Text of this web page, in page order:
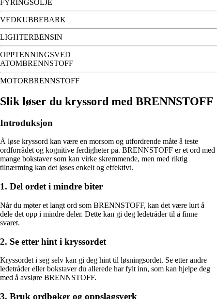
FYRINGSOLJE
VEDKUBBEBARK
LIGHTERBENSIN
OPPTENNINGSVED
ATOMBRENNSTOFF
MOTORBRENNSTOFF
Slik løser du kryssord med BRENNSTOFF
Introduksjon
Å løse kryssord kan være en morsom og utfordrende måte å teste
ordforrådet og kognitive ferdigheter på. BRENNSTOFF er et ord med
mange bokstaver som kan virke skremmende, men med riktig
tilnærming kan det løses enkelt og effektivt.
1. Del ordet i mindre biter
Når du møter et langt ord som BRENNSTOFF, kan det være lurt å
dele det opp i mindre deler. Dette kan gi deg ledetråder til å finne
svaret.
2. Se etter hint i kryssordet
Kryssordet i seg selv kan gi deg hint til løsningsordet. Se etter andre
ledetråder eller bokstaver du allerede har fylt inn, som kan hjelpe deg
med å avsløre BRENNSTOFF.
3. Bruk ordbøker og oppslagsverk